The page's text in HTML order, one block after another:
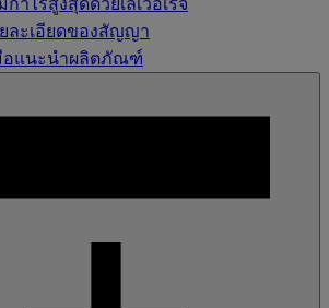
กำไรสูงสุดด้วยเลเวอเรจ
ละเอียดของสัญญา
อแนะนำผลิตภัณฑ์